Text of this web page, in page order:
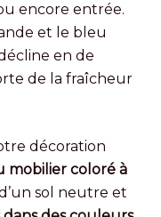
encore entrée.
et le bleu
en de
de la fraîcheur
décoration
mobilier coloré à
sol neutre et